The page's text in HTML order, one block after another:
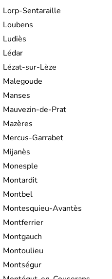
Lorp-Sentaraille
Loubens
Ludiès
Lédar
Lézat-sur-Lèze
Malegoude
Manses
Mauvezin-de-Prat
Mazères
Mercus-Garrabet
Mijanès
Monesple
Montardit
Montbel
Montesquieu-Avantès
Montferrier
Montgauch
Montoulieu
Montségur